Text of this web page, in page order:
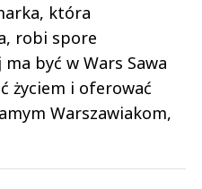
która
robi spore
być w Wars Sawa
życiem i oferować
Warszawiakom,